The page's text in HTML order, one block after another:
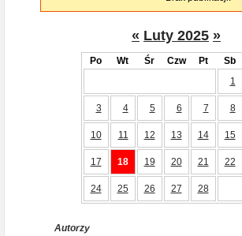
« Luty 2025 »
Po Wt Śr Czw Pt Sb
1
3 4 5 6 7 8
10 11 12 13 14 15
17 18 19 20 21 22
24 25 26 27 28
Autorzy